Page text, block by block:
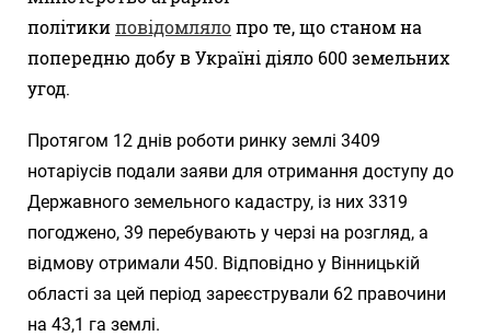
політикиповідомлялопро те, що станом на
попередню добу в Україні діяло 600 земельних
угод.
Протягом 12 днів роботи ринку землі 3409
нотаріусів подали заяви для отримання доступу до
Державного земельного кадастру, із них 3319
погоджено, 39 перебувають у черзі на розгляд, а
відмову отримали 450. Відповідно у Вінницькій
області за цей період зареєстрували 62 правочини
на 43,1 га землі.